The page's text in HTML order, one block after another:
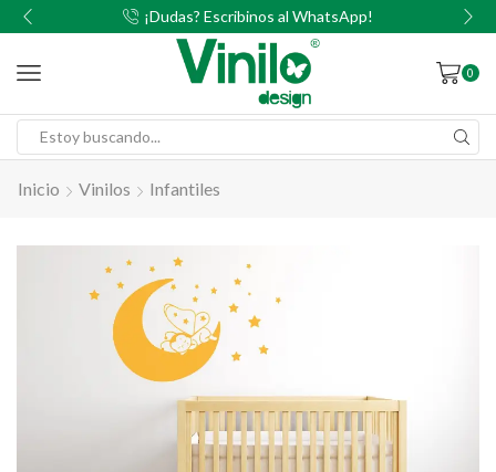
¡Dudas? Escribinos al WhatsApp!
0
Inicio Vinilos Infantiles